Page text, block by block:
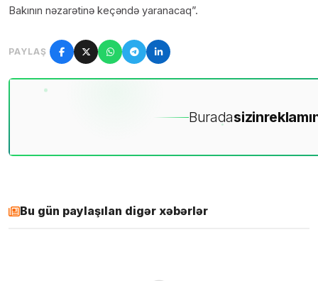
Bakının nəzarətinə keçəndə yaranacaq”.
PAYLAŞ
Buradasizin
Bu gün paylaşılan digər xəbərlər